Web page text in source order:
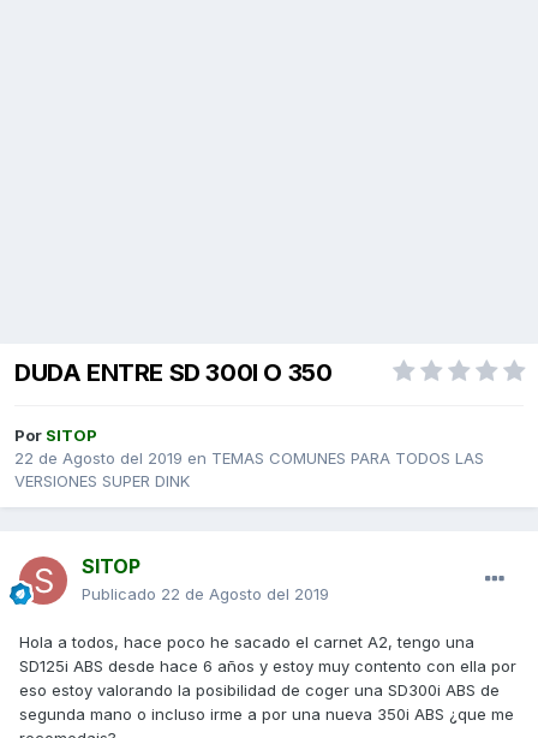
DUDA ENTRE SD 300I O 350
Por SITOP
22 de Agosto del 2019 en TEMAS COMUNES PARA TODOS LAS
VERSIONES SUPER DINK
SITOP
Publicado 22 de Agosto del 2019
Hola a todos, hace poco he sacado el carnet A2, tengo una
SD125i ABS desde hace 6 años y estoy muy contento con ella por
eso estoy valorando la posibilidad de coger una SD300i ABS de
segunda mano o incluso irme a por una nueva 350i ABS ¿que me